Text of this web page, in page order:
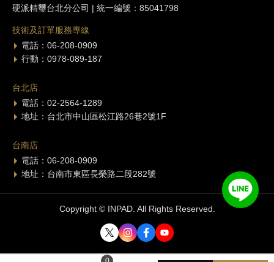
硬派精璽台北分公司 | 統一編號：85041798
技術及訂單服務專線
電話：06-208-0909
行動：0978-089-187
台北店
電話：02-2564-1289
地址：台北市中山區松江路26巷2號1F
台南店
電話：06-208-0909
地址：台南市東區長榮路二段282號
Copyright © INPAD. All Rights Reserved.
0